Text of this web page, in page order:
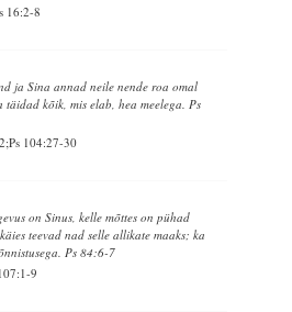
16:2-8
ja Sina annad neile nende roa omal
kõik, mis elab, hea meelega. Ps
104:27-30
on Sinus, kelle mõttes on pühad
teevad nad selle allikate maaks; ka
Ps 84:6-7
9